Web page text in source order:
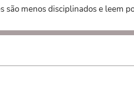
são menos disciplinados e leem